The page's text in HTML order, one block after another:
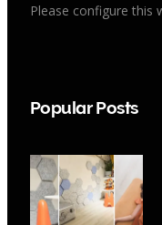
Please configure this
Popular Posts